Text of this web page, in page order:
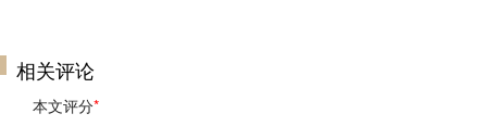
相关评论
本文评分*